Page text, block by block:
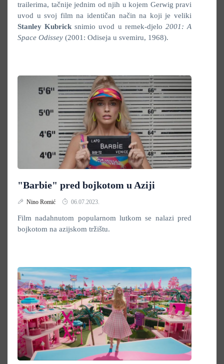
trailerima, tačnije jednim od njih u kojem Gerwig pravi
uvod u svoj film na identičan način na koji je veliki
Stanley Kubrick snimio uvod u remek-djelo 2001: A
Space Odissey (2001: Odiseja u svemiru, 1968).
"Barbie" pred bojkotom u Aziji
Nino Romić 06.07.2023.
Film nadahnutom popularnom lutkom se nalazi pred
bojkotom na azijskom tržištu.